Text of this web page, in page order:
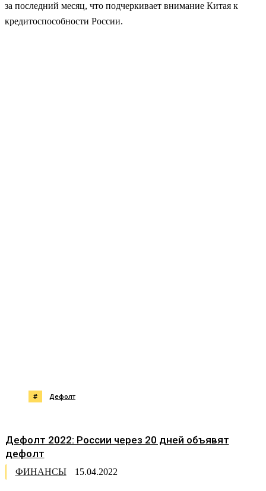
за последний месяц, что подчеркивает внимание Китая к
кредитоспособности России.
# Дефолт
Дефолт 2022: России через 20 дней объявят
дефолт
ФИНАНСЫ 15.04.2022